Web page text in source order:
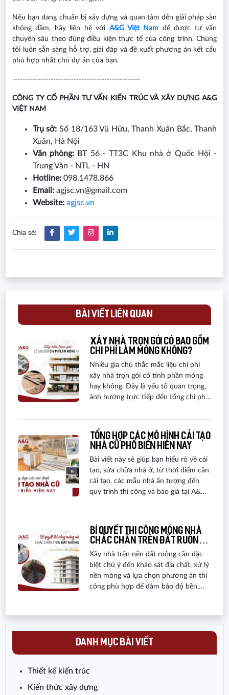
Nếu bạn đang chuẩn bị xây dựng và quan tâm đến giải pháp sàn
không dầm, hãy liên hệ với A&G Việt Nam để được tư vấn
chuyên sâu theo đúng điều kiện thực tế của công trình. Chúng
tôi luôn sẵn sàng hỗ trợ, giải đáp và đề xuất phương án kết cấu
phù hợp nhất cho dự án của bạn.
--------------------------------------------------
CÔNG TY CỔ PHẦN TƯ VẤN KIẾN TRÚC VÀ XÂY DỰNG A&G
VIỆT NAM
Trụ sở: Số 18/163 Vũ Hữu, Thanh Xuân Bắc, Thanh
Xuân, Hà Nội
Văn phòng: BT 56 - TT3C Khu nhà ở Quốc Hội -
Trung Văn - NTL - HN
Hotline:098.1478.866
Email: agjsc.vn@gmail.com
Website: agjsc.vn
Chia sẻ:
BÀI VIẾT LIÊN QUAN
Xây nhà trọn gói có bao gồm
chi phí làm móng không?
Nhiều gia chủ thắc mắc liệu chi phí
xây nhà trọn gói có tính phần móng
hay không. Đây là yếu tố quan trọng,
ảnh hưởng trực tiếp đến tổng chi phí
không được làm rõ từ đầu, rất dễ phát
sinh chi phí ngoài ý muốn. Trong bài
viết này, A&G Việt Nam sẽ giải đáp cụ
thể về cách tính phần móng và những
hạng mục chính trong gói xây dựng
trọn gói.
Tổng hợp các mô hình cải tạo
nhà cũ phổ biến hiện nay
Bài viết này sẽ giúp bạn hiểu rõ về cải
tạo, sửa chữa nhà ở, từ thời điểm cần
cải tạo, các mẫu nhà ấn tượng đến
quy trình thi công và báo giá tại A&G
nhà cũ thành không gian sống mới
tiện nghi hơn, đừng bỏ lỡ những
thông tin hữu ích trong bài viết này!
Bí quyết thi công móng nhà
chắc chắn trên đất ruộng
yếu
Xây nhà trên nền đất ruộng cần đặc
biệt chú ý đến khảo sát địa chất, xử lý
nền móng và lựa chọn phương án thi
công phù hợp để đảm bảo độ bền,
công và giải pháp làm móng hiệu quả
khi xây nhà trên nền đất yếu.
DANH MỤC BÀI VIẾT
Thiết kế kiến trúc
Kiến thức xây dựng